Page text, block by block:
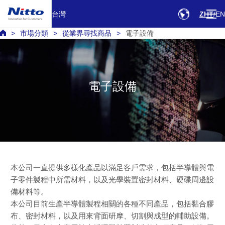
台灣 ZHT EN
市場分類 從業界尋找商品 電子設備
電子設備
本公司一直提供多樣化產品以滿足客戶需求，包括半導體與電
子零件製程中所需材料，以及光學裝置密封材料、硬碟周邊設
備材料等。
本公司目前生產半導體製程相關的各種不同產品，包括黏合膠
布、密封材料，以及用來背面研摩、切割與成型的輔助設備。